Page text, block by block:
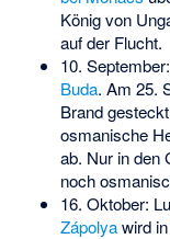
König von
auf der Flucht.
10.
Buda. Am 25.
Brand
osmanische
ab. Nur in den
noch
16. Oktober:
Zápolyawird in